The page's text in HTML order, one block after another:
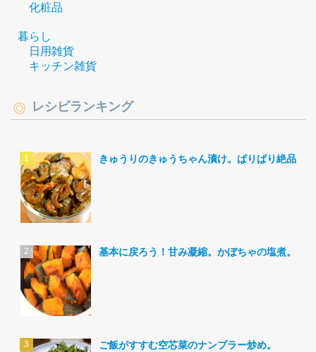
化粧品
暮らし
日用雑貨
キッチン雑貨
レシピランキング
きゅうりのきゅうちゃん漬け。ぱりぱり絶品。
基本に戻ろう！甘み凝縮。かぼちゃの塩煮。
ご飯がすすむ空芯菜のナンプラー炒め。